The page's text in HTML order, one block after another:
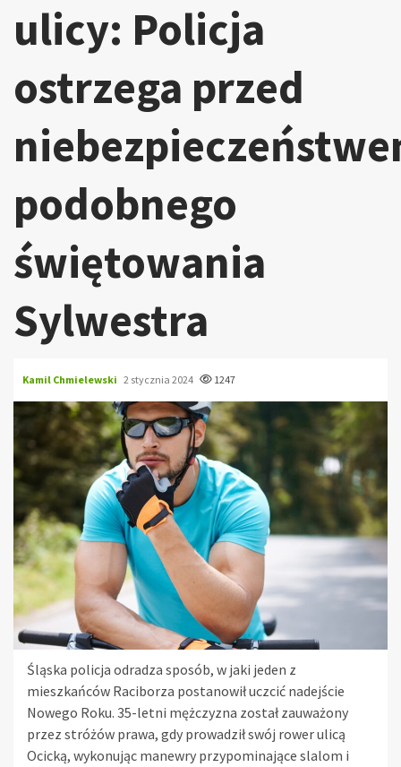
ulicy: Policja
ostrzega przed
podobnego
świętowania
Sylwestra
Kamil Chmielewski 2 stycznia 2024 1247
Śląska policja odradza sposób, w jaki jeden z
mieszkańców Raciborza postanowił uczcić nadejście
Nowego Roku. 35-letni mężczyzna został zauważony
przez stróżów prawa, gdy prowadził swój rower ulicą
Ocicką, wykonując manewry przypominające slalom i